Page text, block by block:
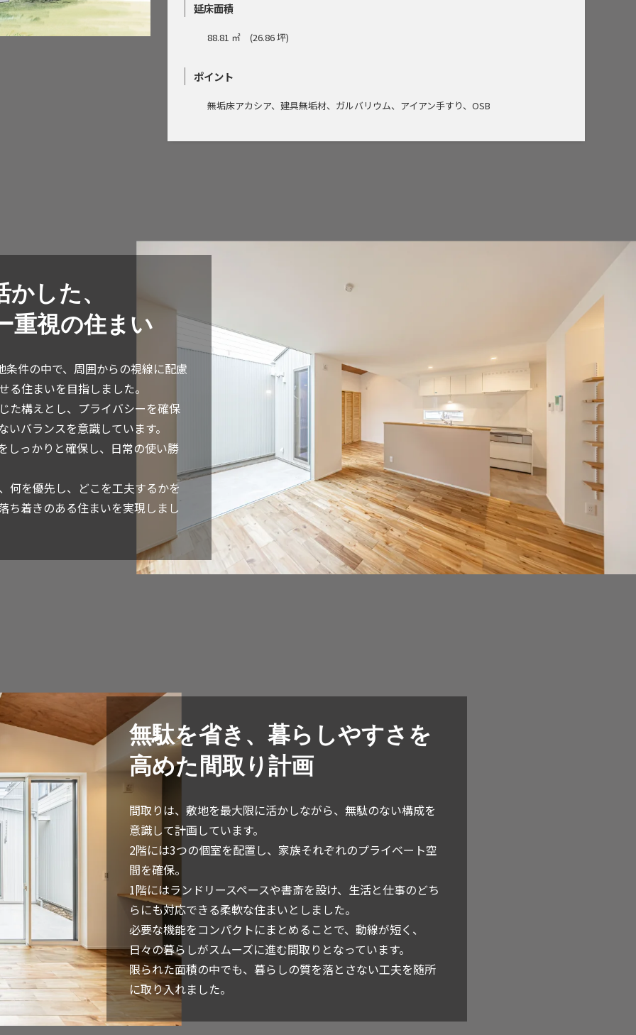
延床面積
88.81 ㎡ (26.86 坪)
ポイント
無垢床アカシア、建具無垢材、ガルバリウム、アイアン手すり、OSB
した、
重視の住まい
件の中で、周囲からの視線に配慮
る住まいを目指しました。
た構えとし、プライバシーを確保
バランスを意識しています。
しっかりと確保し、日常の使い勝
何を優先し、どこを工夫するかを
ち着きのある住まいを実現しまし
無駄を省き、暮らしやすさを
高めた間取り計画
間取りは、敷地を最大限に活かしながら、無駄のない構成を
意識して計画しています。
2階には3つの個室を配置し、家族それぞれのプライベート空
間を確保。
1階にはランドリースペースや書斎を設け、生活と仕事のどち
らにも対応できる柔軟な住まいとしました。
必要な機能をコンパクトにまとめることで、動線が短く、
日々の暮らしがスムーズに進む間取りとなっています。
限られた面積の中でも、暮らしの質を落とさない工夫を随所
に取り入れました。